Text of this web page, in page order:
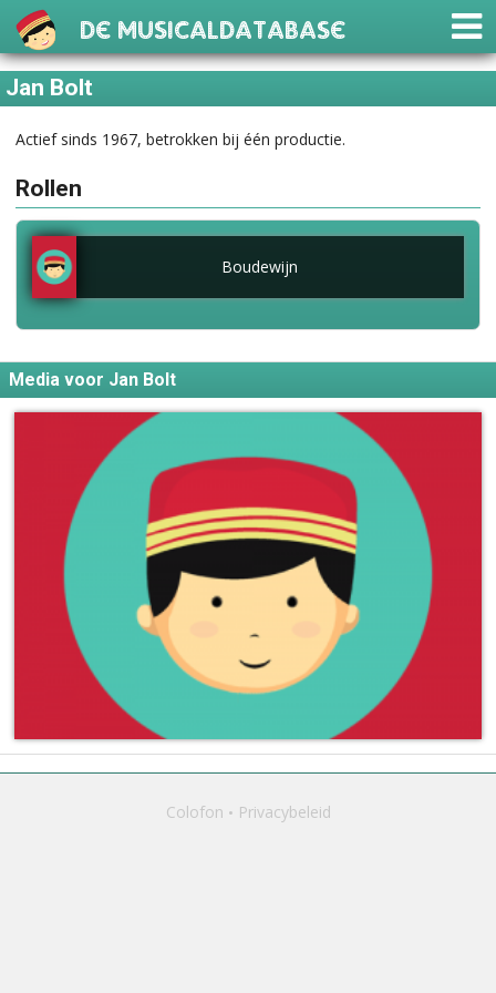
De Musicaldatabase
Jan Bolt
Actief sinds 1967, betrokken bij één productie.
Rollen
Boudewijn
Media voor Jan Bolt
Colofon Privacybeleid